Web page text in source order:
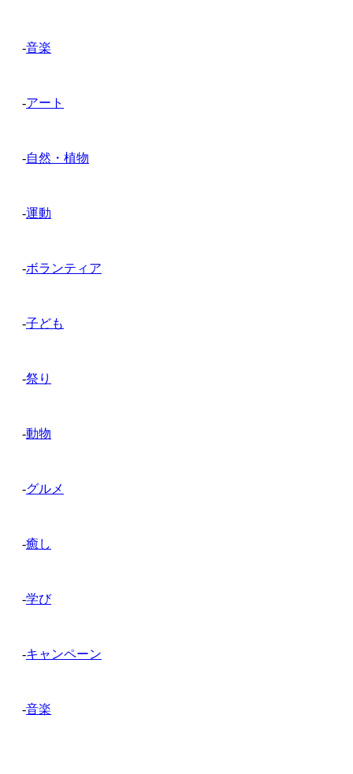
-音楽
-アート
-自然・植物
-運動
-ボランティア
-子ども
-祭り
-動物
-グルメ
-癒し
-学び
-キャンペーン
-音楽